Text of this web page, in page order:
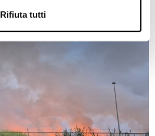
Rifiuta tutti